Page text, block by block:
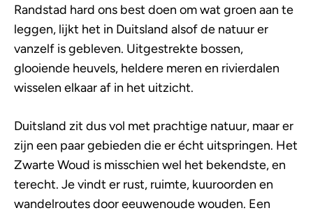
Randstad hard ons best doen om wat groen aan te
leggen, lijkt het in Duitsland alsof de natuur er
vanzelf is gebleven. Uitgestrekte bossen,
glooiende heuvels, heldere meren en rivierdalen
wisselen elkaar af in het uitzicht.
Duitsland zit dus vol met prachtige natuur, maar er
zijn een paar gebieden die er écht uitspringen. Het
Zwarte Woud is misschien wel het bekendste, en
terecht. Je vindt er rust, ruimte, kuuroorden en
wandelroutes door eeuwenoude wouden. Een